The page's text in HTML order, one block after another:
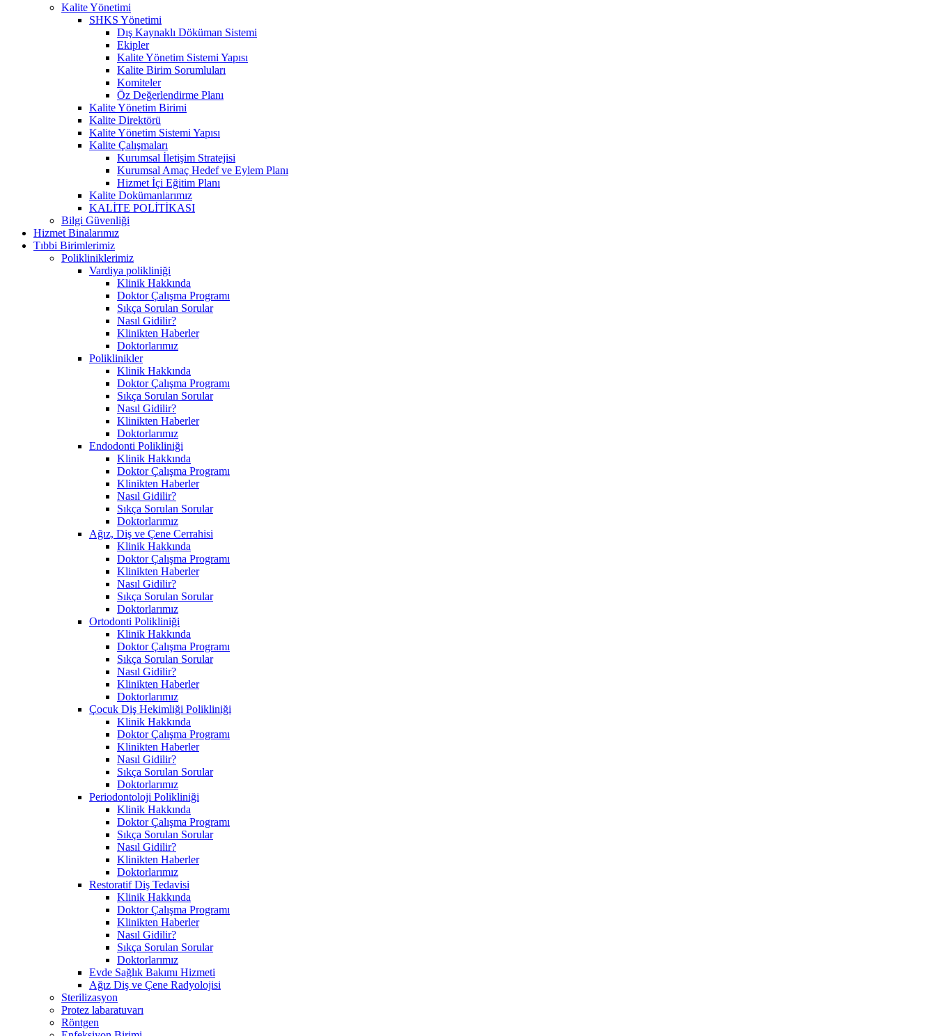
Kalite Yönetimi
SHKS Yönetimi
Dış Kaynaklı Döküman Sistemi
Ekipler
Kalite Yönetim Sistemi Yapısı
Kalite Birim Sorumluları
Komiteler
Öz Değerlendirme Planı
Kalite Yönetim Birimi
Kalite Direktörü
Kalite Yönetim Sistemi Yapısı
Kalite Çalışmaları
Kurumsal İletişim Stratejisi
Kurumsal Amaç Hedef ve Eylem Planı
Hizmet İçi Eğitim Planı
Kalite Dokümanlarımız
KALİTE POLİTİKASI
Bilgi Güvenliği
Hizmet Binalarımız
Tıbbi Birimlerimiz
Polikliniklerimiz
Vardiya polikliniği
Klinik Hakkında
Doktor Çalışma Programı
Sıkça Sorulan Sorular
Nasıl Gidilir?
Klinikten Haberler
Doktorlarımız
Poliklinikler
Klinik Hakkında
Doktor Çalışma Programı
Sıkça Sorulan Sorular
Nasıl Gidilir?
Klinikten Haberler
Doktorlarımız
Endodonti Polikliniği
Klinik Hakkında
Doktor Çalışma Programı
Klinikten Haberler
Nasıl Gidilir?
Sıkça Sorulan Sorular
Doktorlarımız
Ağız, Diş ve Çene Cerrahisi
Klinik Hakkında
Doktor Çalışma Programı
Klinikten Haberler
Nasıl Gidilir?
Sıkça Sorulan Sorular
Doktorlarımız
Ortodonti Polikliniği
Klinik Hakkında
Doktor Çalışma Programı
Sıkça Sorulan Sorular
Nasıl Gidilir?
Klinikten Haberler
Doktorlarımız
Çocuk Diş Hekimliği Polikliniği
Klinik Hakkında
Doktor Çalışma Programı
Klinikten Haberler
Nasıl Gidilir?
Sıkça Sorulan Sorular
Doktorlarımız
Periodontoloji Polikliniği
Klinik Hakkında
Doktor Çalışma Programı
Sıkça Sorulan Sorular
Nasıl Gidilir?
Klinikten Haberler
Doktorlarımız
Restoratif Diş Tedavisi
Klinik Hakkında
Doktor Çalışma Programı
Klinikten Haberler
Nasıl Gidilir?
Sıkça Sorulan Sorular
Doktorlarımız
Evde Sağlık Bakımı Hizmeti
Ağız Diş ve Çene Radyolojisi
Sterilizasyon
Protez labaratuvarı
Röntgen